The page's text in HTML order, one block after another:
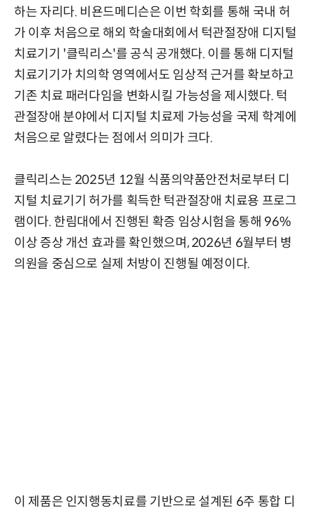
하는 자리다. 비욘드메디슨은 이번 학회를 통해 국내 허
가 이후 처음으로 해외 학술대회에서 턱관절장애 디지털
치료기기 '클릭리스'를 공식 공개했다. 이를 통해 디지털
치료기기가 치의학 영역에서도 임상적 근거를 확보하고
기존 치료 패러다임을 변화시킬 가능성을 제시했다. 턱
관절장애 분야에서 디지털 치료제 가능성을 국제 학계에
처음으로 알렸다는 점에서 의미가 크다.
클릭리스는 2025년 12월 식품의약품안전처로부터 디
지털 치료기기 허가를 획득한 턱관절장애 치료용 프로그
램이다. 한림대에서 진행된 확증 임상시험을 통해 96%
이상 증상 개선 효과를 확인했으며, 2026년 6월부터 병
의원을 중심으로 실제 처방이 진행될 예정이다.
이 제품은 인지행동치료를 기반으로 설계된 6주 통합 디